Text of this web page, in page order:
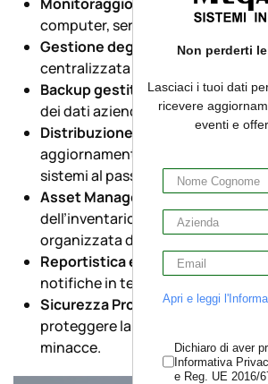
computer, server e dispositivi di
Gestione degli Endpoint :
centralizzata di tutte le
Backup gestito (DataRack):
dei dati aziendali con backup
Distribuzione del Software e
aggiornamenti automatizzati per
sistemi al passo con le ultime
Asset Management: gestione
dell’inventario IT per garantire una
organizzata delle risorse.
Reportistica e Notifiche: report
notifiche in tempo reale per
Sicurezza Proattiva:
proteggere la rete aziendale da
minacce.
Non perderti
Lasciaci i tuoi dati
ricevere
eventi e
Apri e leggi
Dichiaro di aver
Informativa
e Reg. UE 2016/